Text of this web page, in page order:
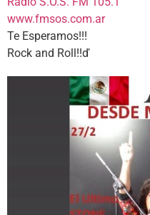
www.fmsos.com.ar
Te Esperamos!!!
Rock and Roll!!ď